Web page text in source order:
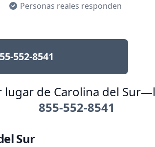
Personas reales responden
552-8541
de Carolina del
855-552-8541
Sur